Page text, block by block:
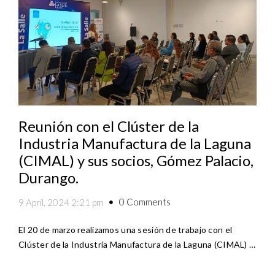
Reunión con el Clúster de la
Industria Manufactura de la Laguna
(CIMAL) y sus socios, Gómez Palacio,
Durango.
9 April, 2024 2:21 pm 0 Comments
El 20 de marzo realizamos una sesión de trabajo con el
Clúster de la Industria Manufactura de la Laguna (CIMAL) …